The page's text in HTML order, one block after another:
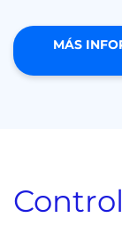
MÁS